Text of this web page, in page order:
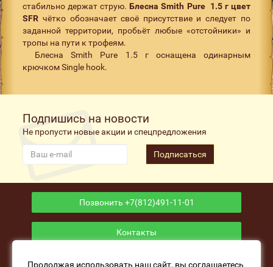
стабильно держат струю.Блесна Smith Pure 1.5 г цвет
SFR чётко обозначает своё присутствие и следует по
заданной территории, пробьёт любые «отстойники» и
тропы на пути к трофеям.
Блесна Smith Pure 1.5 г оснащена одинарным
крючком Single hook.
Подпишись на новости
Не пропусти новые акции и спецпредложения
Подписаться
Позвонить +7(812)491-11-01
Контакты
Приложение
Продолжая использовать наш сайт, вы соглашаетесь